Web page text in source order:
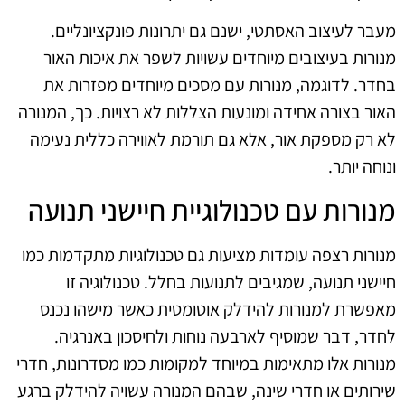
מעבר לעיצוב האסתטי, ישנם גם יתרונות פונקציונליים.
מנורות בעיצובים מיוחדים עשויות לשפר את איכות האור
בחדר. לדוגמה, מנורות עם מסכים מיוחדים מפזרות את
האור בצורה אחידה ומונעות הצללות לא רצויות. כך, המנורה
לא רק מספקת אור, אלא גם תורמת לאווירה כללית נעימה
ונוחה יותר.
מנורות עם טכנולוגיית חיישני תנועה
מנורות רצפה עומדות מציעות גם טכנולוגיות מתקדמות כמו
חיישני תנועה, שמגיבים לתנועות בחלל. טכנולוגיה זו
מאפשרת למנורות להידלק אוטומטית כאשר מישהו נכנס
לחדר, דבר שמוסיף לארבעה נוחות ולחיסכון באנרגיה.
מנורות אלו מתאימות במיוחד למקומות כמו מסדרונות, חדרי
שירותים או חדרי שינה, שבהם המנורה עשויה להידלק ברגע